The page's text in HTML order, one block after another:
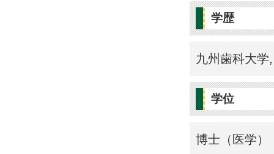
学歴
九州歯科大
学位
博士（医学